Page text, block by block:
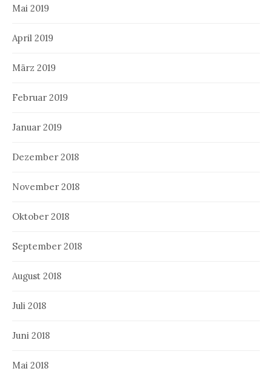
Mai 2019
April 2019
März 2019
Februar 2019
Januar 2019
Dezember 2018
November 2018
Oktober 2018
September 2018
August 2018
Juli 2018
Juni 2018
Mai 2018